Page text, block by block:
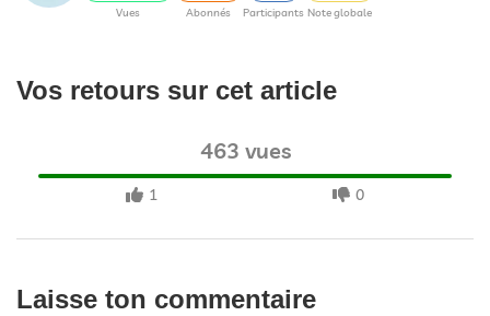
Vues Abonnés Participants Note globale
Vos retours sur cet article
463 vues
1 0
Laisse ton commentaire